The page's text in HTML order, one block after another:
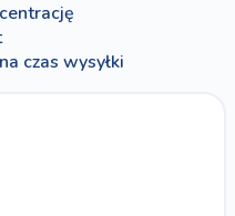
czas wysyłki